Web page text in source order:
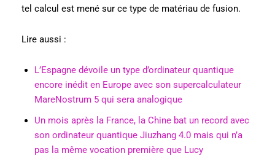
tel calcul est mené sur ce type de matériau de fusion.
Lire aussi :
L’Espagne dévoile un type d’ordinateur quantique
encore inédit en Europe avec son supercalculateur
MareNostrum 5 qui sera analogique
Un mois après la France, la Chine bat un record avec
son ordinateur quantique Jiuzhang 4.0 mais qui n’a
pas la même vocation première que Lucy